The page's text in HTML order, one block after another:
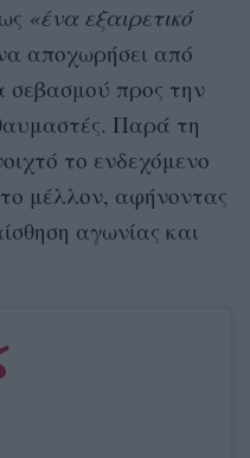
«ένα εξαιρετικό
αποχωρήσει από
σεβασμού προς την
Παρά τη
το ενδεχόμενο
μέλλον, αφήνοντας
αγωνίας και